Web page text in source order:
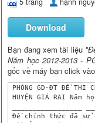
Download
Bạn đang xem tài liệu
Năm học 2012-2013 -
gốc về máy bạn click
PHÒNG GD-ĐT ĐỀ THI
HUYỆN GIÁ RAI Năm
Đề chính thức đã sử